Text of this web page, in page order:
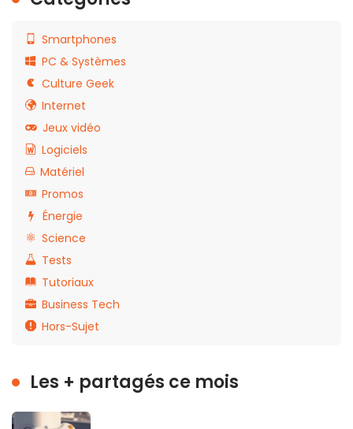
Smartphones
PC & Systèmes
Culture Geek
Internet
Jeux vidéo
Logiciels
Matériel
Promos
Énergie
Science
Tests
Tutoriaux
Business Tech
Hors-Sujet
Les + partagés ce mois